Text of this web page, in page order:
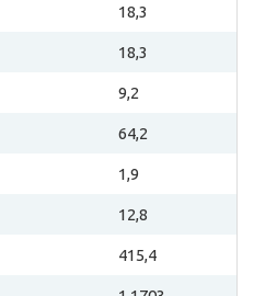
18,3
18,3
9,2
64,2
1,9
12,8
415,4